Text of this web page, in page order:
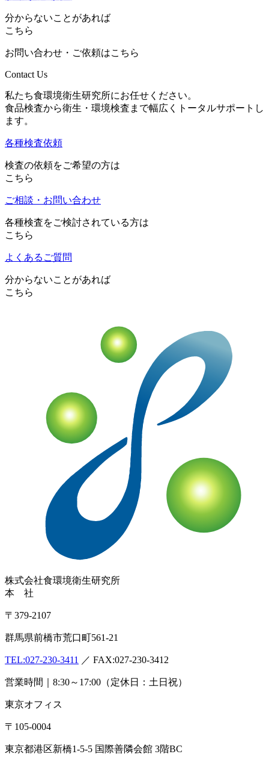
分からないことがあれば
こちら
お問い合わせ・ご依頼はこちら
Contact Us
私たち食環境衛生研究所にお任せください。
食品検査から衛生・環境検査まで幅広くトータルサポートし
ます。
各種検査依頼
検査の依頼をご希望の方は
こちら
ご相談・お問い合わせ
各種検査をご検討されている方は
こちら
よくあるご質問
分からないことがあれば
こちら
株式会社食環境衛生研究所
本 社
〒379-2107
群馬県前橋市荒口町561-21
TEL:027-230-3411 ／ FAX:027-230-3412
営業時間｜8:30～17:00（定休日：土日祝）
東京オフィス
〒105-0004
東京都港区新橋1-5-5 国際善隣会館 3階BC